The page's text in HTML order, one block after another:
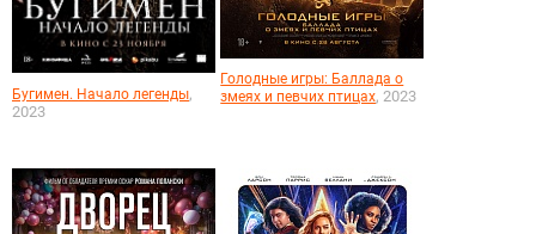
Бугимен. Начало легенды,
2023
Голодные игры: Баллада о
змеях и певчих птицах, 2023